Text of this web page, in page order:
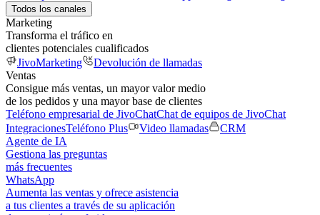
Todos los canales
Marketing
Transforma el tráfico en
clientes potenciales cualificados
JivoMarketing
Devolución de llamadas
Ventas
Consigue más ventas, un mayor valor medio
de los pedidos y una mayor base de clientes
Teléfono empresarial de JivoChatChat de equipos de JivoChat
IntegracionesTeléfono Plus Video llamadas
CRM
Agente de IA
Gestiona las preguntas
más frecuentes
WhatsApp
Aumenta las ventas y ofrece asistencia
a tus clientes a través de su aplicación